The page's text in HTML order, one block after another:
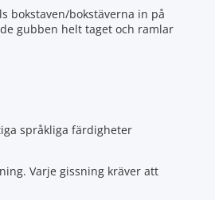
bokstaven/bokstäverna in på
gubben helt taget och ramlar
språkliga färdigheter
Varje gissning kräver att